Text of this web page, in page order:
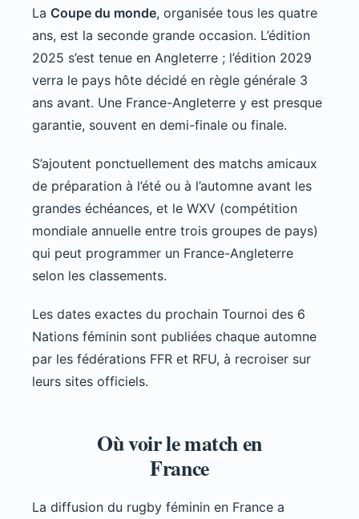
La Coupe du monde, organisée tous les quatre
ans, est la seconde grande occasion. L’édition
2025 s’est tenue en Angleterre ; l’édition 2029
verra le pays hôte décidé en règle générale 3
ans avant. Une France-Angleterre y est presque
garantie, souvent en demi-finale ou finale.
S’ajoutent ponctuellement des matchs amicaux
de préparation à l’été ou à l’automne avant les
grandes échéances, et le WXV (compétition
mondiale annuelle entre trois groupes de pays)
qui peut programmer un France-Angleterre
selon les classements.
Les dates exactes du prochain Tournoi des 6
Nations féminin sont publiées chaque automne
par les fédérations FFR et RFU, à recroiser sur
leurs sites officiels.
Où voir le match en
France
La diffusion du rugby féminin en France a